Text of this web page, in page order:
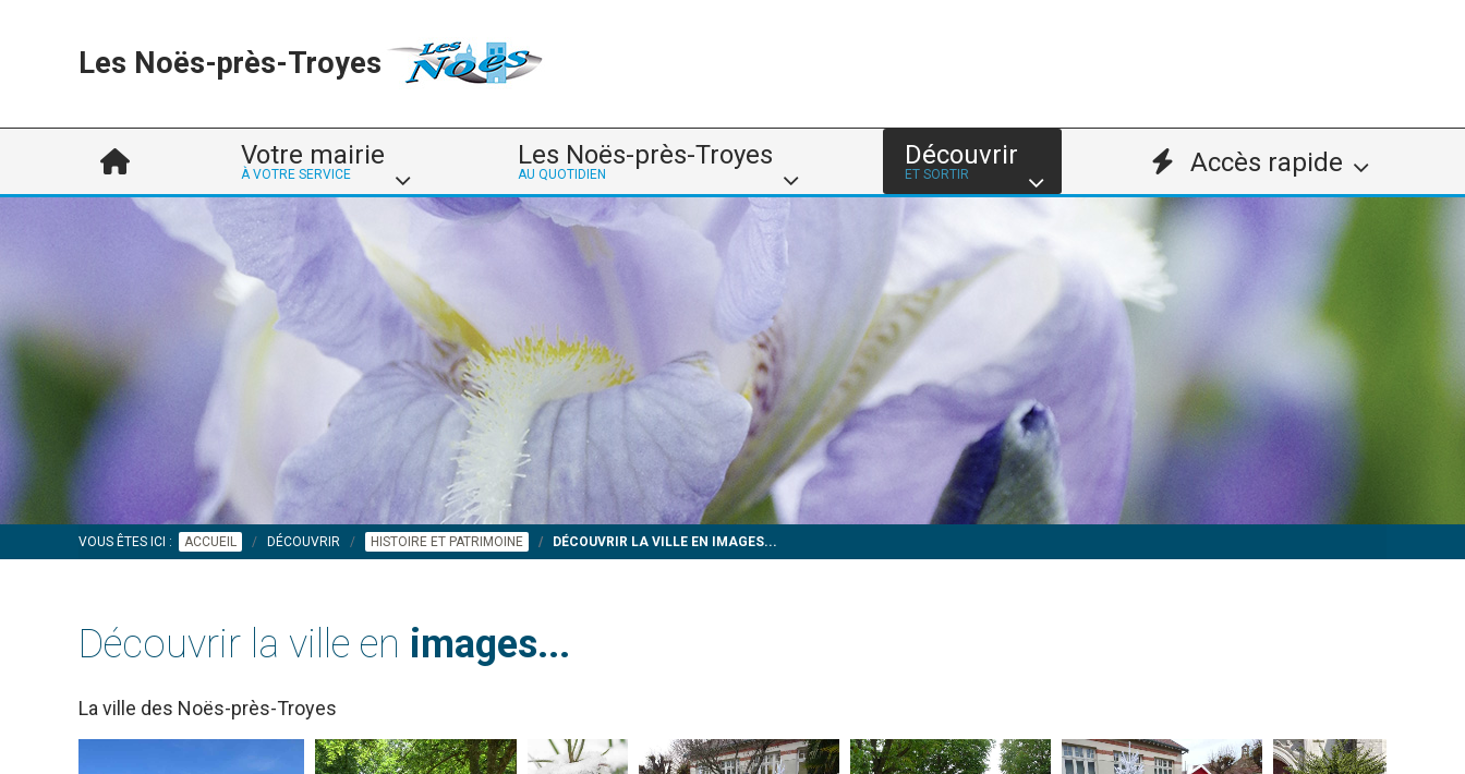
Les Noës-près-Troyes
Votre mairie
À VOTRE SERVICE
Les Noës-près-Troyes
AU QUOTIDIEN
Découvrir
ET SORTIR Accès rapide
VOUS ÊTES ICI : ACCUEIL DÉCOUVRIR HISTOIRE ET PATRIMOINE DÉCOUVRIR LA VILLE EN IMAGES...
Découvrir la ville en images...
La ville des Noës-près-Troyes